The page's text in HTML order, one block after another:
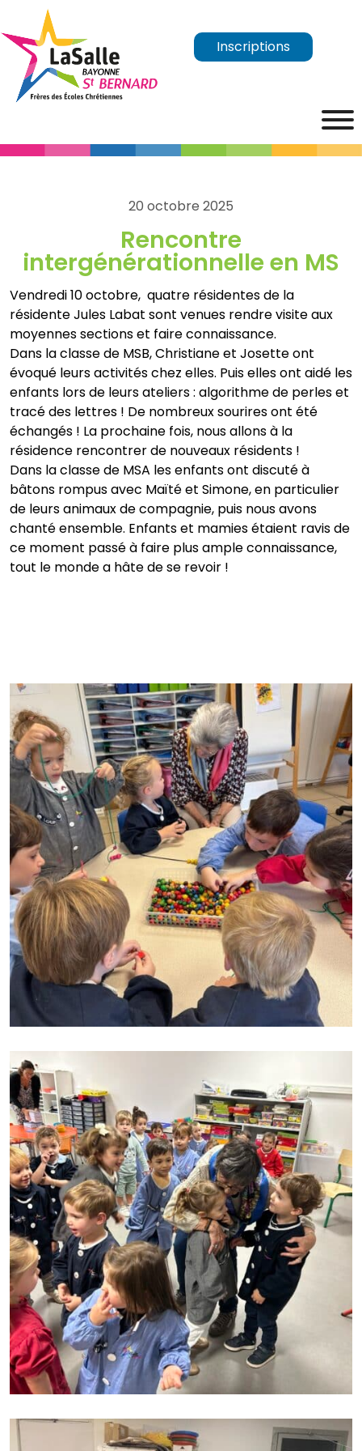
Inscriptions
20 octobre 2025
Rencontre
intergénérationnelle en MS
Vendredi 10 octobre, quatre résidentes de la
résidente Jules Labat sont venues rendre visite aux
moyennes sections et faire connaissance.
Dans la classe de MSB, Christiane et Josette ont
évoqué leurs activités chez elles. Puis elles ont aidé les
enfants lors de leurs ateliers : algorithme de perles et
tracé des lettres ! De nombreux sourires ont été
échangés ! La prochaine fois, nous allons à la
résidence rencontrer de nouveaux résidents !
Dans la classe de MSA les enfants ont discuté à
bâtons rompus avec Maïté et Simone, en particulier
de leurs animaux de compagnie, puis nous avons
chanté ensemble. Enfants et mamies étaient ravis de
ce moment passé à faire plus ample connaissance,
tout le monde a hâte de se revoir !